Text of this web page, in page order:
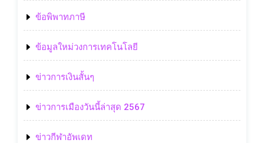
ข้อพิพาทภาษี
ข้อมูลใหม่วงการเทคโนโลยี
ข่าวการเงินสั้นๆ
ข่าวการเมืองวันนี้ล่าสุด 2567
ข่าวกีฬาอัพเดท